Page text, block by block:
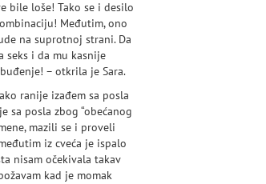
bile loše! Tako se i desilo
Međutim, ono
na suprotnoj strani. Da
seks i da mu kasnije
– otkrila je Sara.
ranije izađem sa posla
sa posla zbog “obećanog
mazili se i proveli
iz cveća je ispalo
nisam očekivala takav
kad je momak